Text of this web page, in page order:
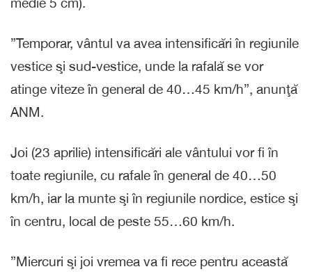
”Temporar, vântul va avea intensificări în regiunile
vestice şi sud-vestice, unde la rafală se vor
atinge viteze în general de 40…45 km/h”, anunţă
ANM.
Joi (23 aprilie) intensificări ale vântului vor fi în
toate regiunile, cu rafale în general de 40…50
km/h, iar la munte şi în regiunile nordice, estice şi
în centru, local de peste 55…60 km/h.
”Miercuri şi joi vremea va fi rece pentru această